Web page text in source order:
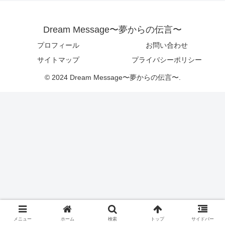
Dream Message〜夢からの伝言〜
プロフィール
お問い合わせ
サイトマップ
プライバシーポリシー
© 2024 Dream Message〜夢からの伝言〜.
メニュー ホーム 検索 トップ サイドバー